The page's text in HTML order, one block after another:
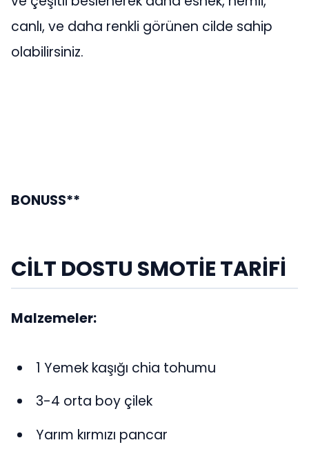
canlı, ve daha renkli görünen cilde sahip
olabilirsiniz.
BONUSS**
CİLT DOSTU SMOTİE TARİFİ
Malzemeler:
1 Yemek kaşığı chia tohumu
3-4 orta boy çilek
Yarım kırmızı pancar